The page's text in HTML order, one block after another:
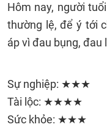
Hôm nay, người
thường lệ, để ý tới
áp vì đau bụng,
Sự nghiệp: ★★★
Tài lộc: ★★★★
Sức khỏe: ★★★